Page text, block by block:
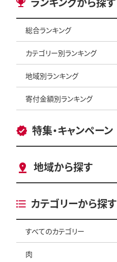
総合ランキング
カテゴリー別ランキング
地域別ランキング
寄付金額別ランキング
特集・キャンペーン
地域から探す
カテゴリーから探す
すべてのカテゴリー
肉